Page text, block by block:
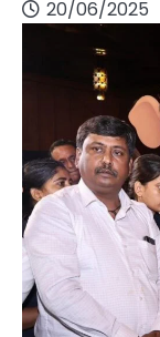
20/06/2025